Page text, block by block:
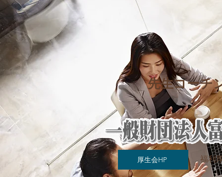
先生コーチ
厚生会HP 福利